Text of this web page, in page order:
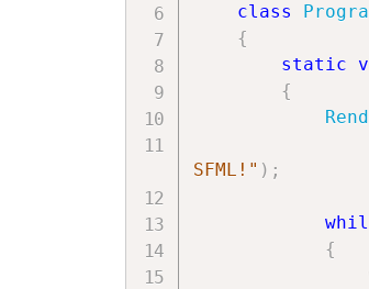
class
{
static
{
SFML!" ) ;
{